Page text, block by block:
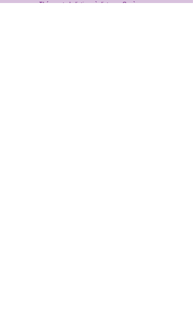
Thérapeute holistique à distance Genève